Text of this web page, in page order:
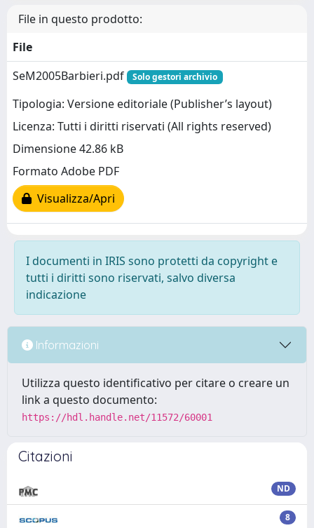
File in questo prodotto:
File
SeM2005Barbieri.pdf
Solo gestori archivio
Tipologia: Versione editoriale (Publisher’s layout)
Licenza: Tutti i diritti riservati (All rights reserved)
Dimensione 42.86 kB
Formato Adobe PDF
Visualizza/Apri
I documenti in IRIS sono protetti da copyright e
tutti i diritti sono riservati, salvo diversa
indicazione
Informazioni
Utilizza questo identificativo per citare o creare un
link a questo documento:
https://hdl.handle.net/11572/60001
Citazioni
ND
8